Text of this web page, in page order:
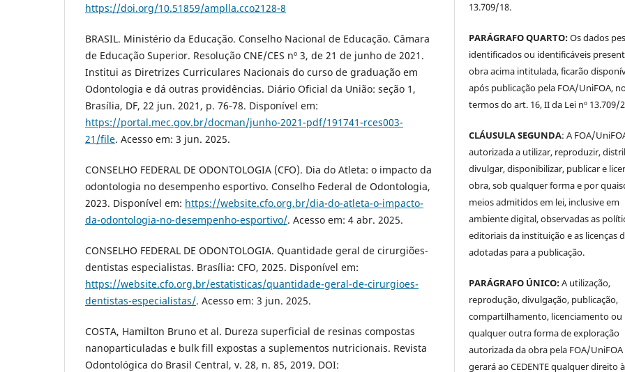
https://doi.org/10.51859/amplla.cco2128-8
BRASIL. Ministério da Educação. Conselho Nacional de Educação. Câmara
de Educação Superior. Resolução CNE/CES nº 3, de 21 de junho de 2021.
Institui as Diretrizes Curriculares Nacionais do curso de graduação em
Odontologia e dá outras providências. Diário Oficial da União: seção 1,
Brasília, DF, 22 jun. 2021, p. 76-78. Disponível em:
https://portal.mec.gov.br/docman/junho-2021-pdf/191741-rces003-
21/file. Acesso em: 3 jun. 2025.
CONSELHO FEDERAL DE ODONTOLOGIA (CFO). Dia do Atleta: o impacto da
odontologia no desempenho esportivo. Conselho Federal de Odontologia,
2023. Disponível em: https://website.cfo.org.br/dia-do-atleta-o-impacto-
da-odontologia-no-desempenho-esportivo/. Acesso em: 4 abr. 2025.
CONSELHO FEDERAL DE ODONTOLOGIA. Quantidade geral de cirurgiões-
dentistas especialistas. Brasília: CFO, 2025. Disponível em:
https://website.cfo.org.br/estatisticas/quantidade-geral-de-cirurgioes-
dentistas-especialistas/. Acesso em: 3 jun. 2025.
COSTA, Hamilton Bruno et al. Dureza superficial de resinas compostas
nanoparticuladas e bulk fill expostas a suplementos nutricionais. Revista
Odontológica do Brasil Central, v. 28, n. 85, 2019. DOI:
13.709/18.
PARÁGRAFO QUARTO:Os dados
identificados ou identificáveis
obra acima intitulada, ficarão
após publicação pela FOA/UniFOA,
termos do art. 16, II da Lei nº 13.709/
CLÁUSULA SEGUNDA: A FOA/
autorizada a utilizar, reproduzir,
divulgar, disponibilizar, publicar e
obra, sob qualquer forma e por
meios admitidos em lei, inclusive em
ambiente digital, observadas as
editoriais da instituição e as licenças
adotadas para a publicação.
PARÁGRAFO ÚNICO:A utilização,
reprodução, divulgação, publicação,
compartilhamento, licenciamento ou
qualquer outra forma de exploração
autorizada da obra pela FOA/
gerará ao CEDENTE qualquer direito à